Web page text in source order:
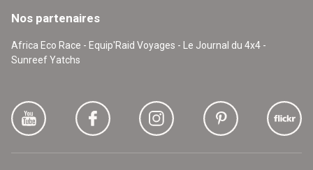
Nos partenaires
Africa Eco Race - Equip'Raid Voyages - Le Journal du 4x4 -
Sunreef Yatchs